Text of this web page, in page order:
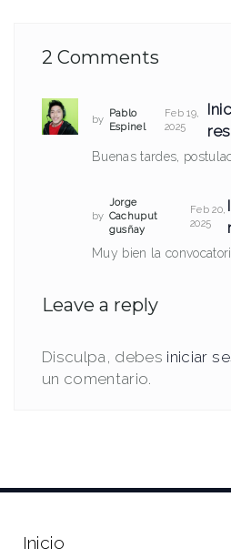
2 Comments
by
Pablo
Espinel
Feb 19,
2025
Buenas tardes,
by
Jorge
Cachuput
gusñay
Feb 20,
2025
Muy bien la
Leave a reply
Disculpa, debes iniciar
un comentario.
Inicio